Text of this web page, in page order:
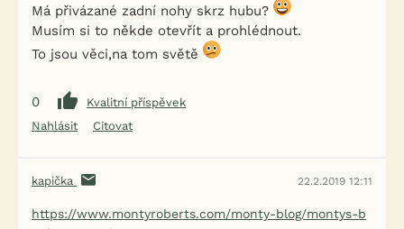
Má přivázané zadní nohy skrz hubu?
Musím si to někde otevřít a prohlédnout.
To jsou věci,na tom světě
0
Kvalitní příspěvek
Nahlásit
Citovat
kapička 22.2.2019 12:11
https://www.montyroberts.com/monty-blog/montys-b